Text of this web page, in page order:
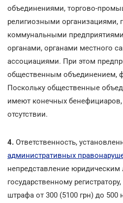
объединениями, торгово-
религиозными организациями,
коммунальными
органами, органами местного
ассоциациями. При этом
общественным объединением,
Поскольку общественные
имеют конечных бенефициаров,
отсутствии.
4. Ответственность,
административных
непредставление
государственному
штрафа от 300 (5100 грн) до 500